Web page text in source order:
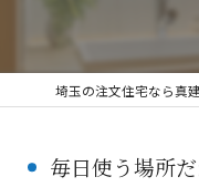
毎日使う場所だ